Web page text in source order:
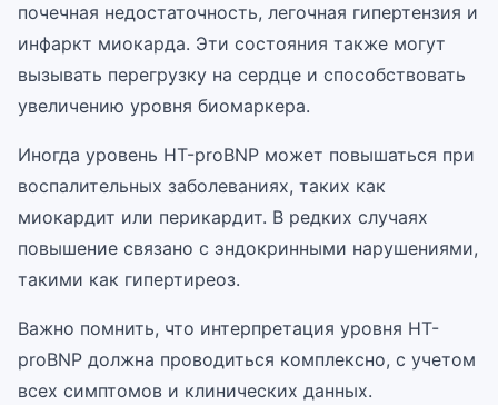
почечная недостаточность, легочная гипертензия и
инфаркт миокарда. Эти состояния также могут
вызывать перегрузку на сердце и способствовать
увеличению уровня биомаркера.
Иногда уровень НТ-proBNP может повышаться при
воспалительных заболеваниях, таких как
миокардит или перикардит. В редких случаях
повышение связано с эндокринными нарушениями,
такими как гипертиреоз.
Важно помнить, что интерпретация уровня НТ-
proBNP должна проводиться комплексно, с учетом
всех симптомов и клинических данных.